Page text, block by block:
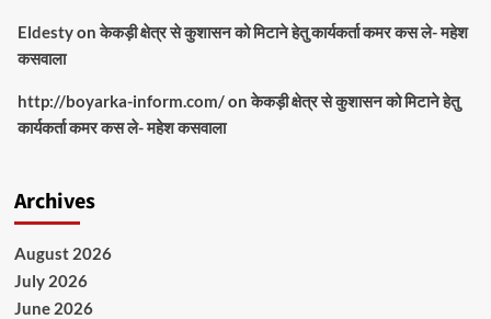
Eldestyonकेकड़ी क्षेत्र से कुशासन को मिटाने हेतु कार्यकर्ता कमर कस ले- महेश
कसवाला
http://boyarka-inform.com/onकेकड़ी क्षेत्र से कुशासन को मिटाने हेतु
कार्यकर्ता कमर कस ले- महेश कसवाला
Archives
August 2026
July 2026
June 2026